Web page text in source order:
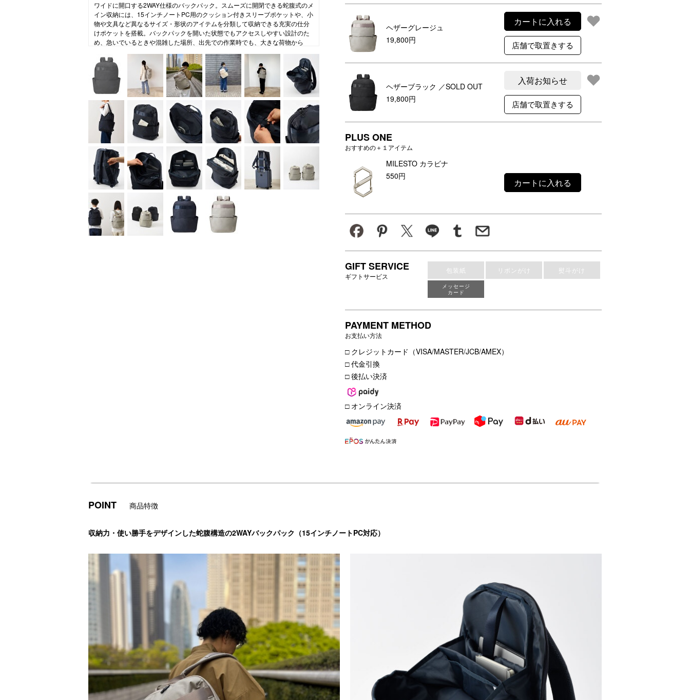
ワイドに開口する2WAY仕様のバックパック。スムーズに開閉できる蛇腹式のメ
イン収納には、15インチノートPC用のクッション付きスリーブポケットや、小
物や文具など異なるサイズ・形状のアイテムを分類して収納できる充実の仕分
けポケットを搭載。バックパックを開いた状態でもアクセスしやすい設計のた
め、急いでいるときや混雑した場所、出先での作業時でも、大きな荷物から
でショルダー掛けもでき、電車や暑い時期でも快適に。簡易ファスナーロック
機能付きでバックスタイルも安心。キャリーケースのハンドルに固定できる背
面ベルトも付いています。トラベル、ビジネスシーンにおけるさまざまなニー
ズに対応する便利なアイテムです。
大人×RELAX
「仕事も遊びも自分らしく、心にゆとりある大人達へ」
大人がリラックスして使える、上質でベーシックなトラベルライン
「STLAKT(ストラクト)」。
ヘザーグレージュ
19,800円
カートに入れる
ヘザーブラック ／SOLD OUT
19,800円
入荷お知らせ
PLUS ONE
おすすめの＋１アイテム
MILESTO カラビナ
550円
カートに入れる
GIFT SERVICE
ギフトサービス
包装紙 リボンがけ 熨斗がけ
メッセージ
カード
PAYMENT METHOD
お支払い方法
□ クレジットカード（VISA/MASTER/JCB/AMEX）
□ 代金引換
□ 後払い決済
□ オンライン決済
POINT 商品特徴
収納力・使い勝手をデザインした蛇腹構造の2WAYバックパック（15インチノートPC対応）